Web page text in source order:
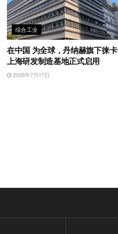
综合工业
在中国 为全球，丹纳赫旗下徕卡
上海研发制造基地正式启用
2026年7月17日